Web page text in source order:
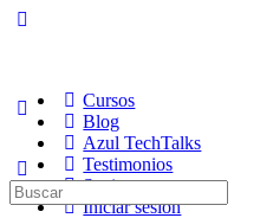
Cursos
Blog
Azul TechTalks
Testimonios
Socios
Iniciar sesión
Buscar: